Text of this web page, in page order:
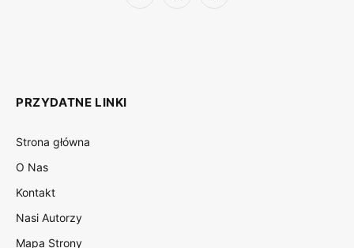
PRZYDATNE LINKI
Strona główna
O Nas
Kontakt
Nasi Autorzy
Mapa Strony